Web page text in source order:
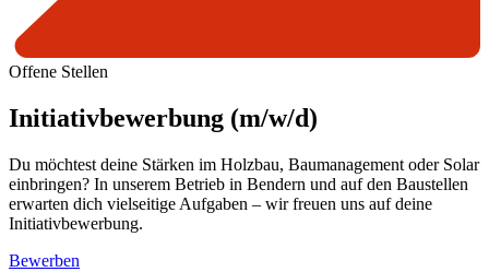
Offene Stellen
Initiativbewerbung (m/w/d)
Du möchtest deine Stärken im Holzbau, Baumanagement oder Solar
einbringen? In unserem Betrieb in Bendern und auf den Baustellen
erwarten dich vielseitige Aufgaben – wir freuen uns auf deine
Initiativbewerbung.
Bewerben